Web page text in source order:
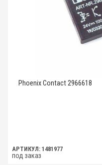
Phoenix Contact 2966618
АРТИКУЛ: 1481977
под заказ